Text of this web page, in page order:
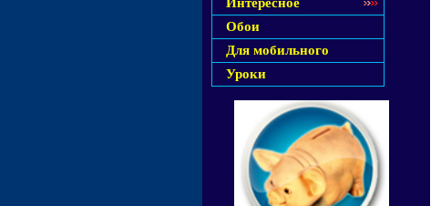
Обои
Для мобильного
Уроки